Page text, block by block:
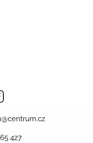
@centrum.cz
427